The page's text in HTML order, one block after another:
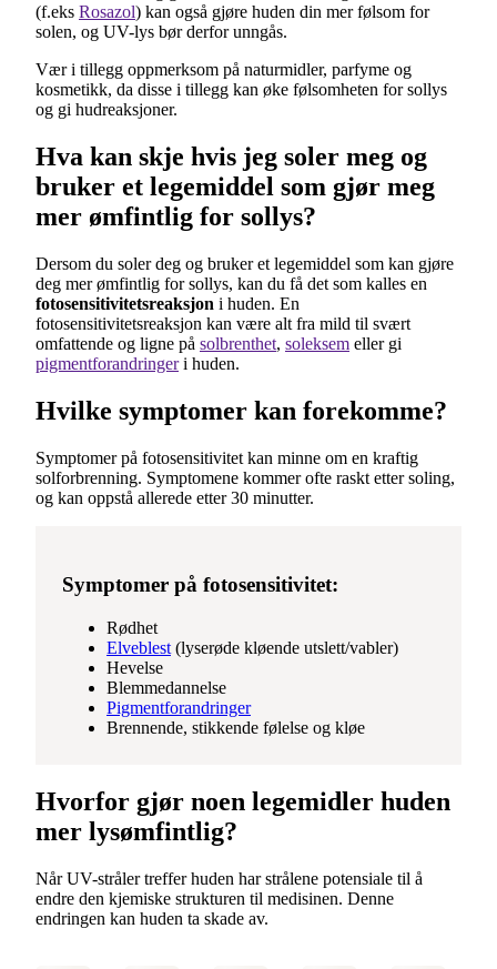
(f.eks Rosazol) kan også gjøre huden din mer følsom for
solen, og UV-lys bør derfor unngås.
Vær i tillegg oppmerksom på naturmidler, parfyme og
kosmetikk, da disse i tillegg kan øke følsomheten for sollys
og gi hudreaksjoner.
Hva kan skje hvis jeg soler meg og
bruker et legemiddel som gjør meg
mer ømfintlig for sollys?
Dersom du soler deg og bruker et legemiddel som kan gjøre
deg mer ømfintlig for sollys, kan du få det som kalles en
fotosensitivitetsreaksjon i huden. En
fotosensitivitetsreaksjon kan være alt fra mild til svært
omfattende og ligne på solbrenthet, soleksem eller gi
pigmentforandringeri huden.
Hvilke symptomer kan forekomme?
Symptomer på fotosensitivitet kan minne om en kraftig
solforbrenning. Symptomene kommer ofte raskt etter soling,
og kan oppstå allerede etter 30 minutter.
Symptomer på fotosensitivitet:
Rødhet
Elveblest (lyserøde kløende utslett/vabler)
Hevelse
Blemmedannelse
Pigmentforandringer
Brennende, stikkende følelse og kløe
Hvorfor gjør noen legemidler huden
mer lysømfintlig?
Når UV-stråler treffer huden har strålene potensiale til å
endre den kjemiske strukturen til medisinen. Denne
endringen kan huden ta skade av.